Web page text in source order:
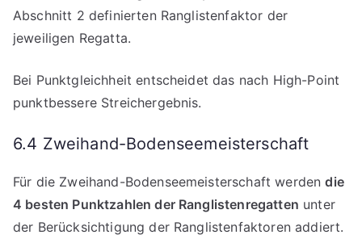
Abschnitt 2 definierten Ranglistenfaktor der
jeweiligen Regatta.
Bei Punktgleichheit entscheidet das nach High-Point
punktbessere Streichergebnis.
6.4 Zweihand-Bodenseemeisterschaft
Für die Zweihand-Bodenseemeisterschaft werdendie
4 besten Punktzahlen der Ranglistenregatten unter
der Berücksichtigung der Ranglistenfaktoren addiert.